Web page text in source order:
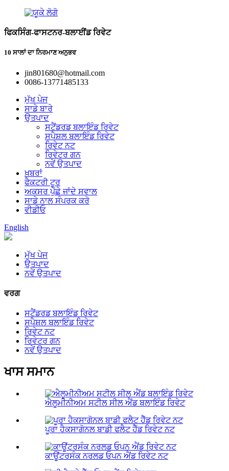
ਫਿਕਸਿੰਗ-ਫਾਸਟਨਰ-ਬਲਾਈਂਡ ਰਿਵੇਟ
10 ਸਾਲਾਂ ਦਾ ਨਿਰਮਾਣ ਅਨੁਭਵ
jin801680@hotmail.com
0086-13771485133
ਮੁੱਖ ਪੇਜ
ਸਾਡੇ ਬਾਰੇ
ਉਤਪਾਦ
ਸਟੈਂਡਰਡ ਬਲਾਇੰਡ ਰਿਵੇਟ
ਸਪੈਸ਼ਲ ਬਲਾਇੰਡ ਰਿਵੇਟ
ਰਿਵੇਟ ਨਟ
ਰਿਵੇਟਰ ਗਨ
ਨਵੇਂ ਉਤਪਾਦ
ਖ਼ਬਰਾਂ
ਫੈਕਟਰੀ ਟੂਰ
ਅਕਸਰ ਪੁੱਛੇ ਜਾਂਦੇ ਸਵਾਲ
ਸਾਡੇ ਨਾਲ ਸੰਪਰਕ ਕਰੋ
ਵੀਡੀਓ
English
ਮੁੱਖ ਪੇਜ
ਉਤਪਾਦ
ਨਵੇਂ ਉਤਪਾਦ
ਵਰਗ
ਸਟੈਂਡਰਡ ਬਲਾਇੰਡ ਰਿਵੇਟ
ਸਪੈਸ਼ਲ ਬਲਾਇੰਡ ਰਿਵੇਟ
ਰਿਵੇਟ ਨਟ
ਰਿਵੇਟਰ ਗਨ
ਨਵੇਂ ਉਤਪਾਦ
ਖਾਸ ਸਮਾਨ
ਐਲੂਮੀਨੀਅਮ ਸਟੀਲ ਸੀਲ ਐਂਡ ਬਲਾਇੰਡ ਰਿਵੇਟ
ਪੂਰਾ ਹੈਕਸਾਗੋਨਲ ਬਾਡੀ ਫਲੈਟ ਹੈੱਡ ਰਿਵੇਟ ਨਟ
ਕਾਊਂਟਰਸੰਕ ਨਰਲਡ ਓਪਨ ਐਂਡ ਰਿਵੇਟ ਨਟ